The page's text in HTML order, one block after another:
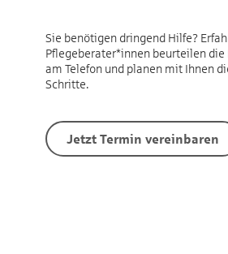
Sie benötigen dringend Hilfe?
Pflegeberater*innen beurteilen
am Telefon und planen mit Ihnen
Schritte.
Jetzt Termin vereinbaren